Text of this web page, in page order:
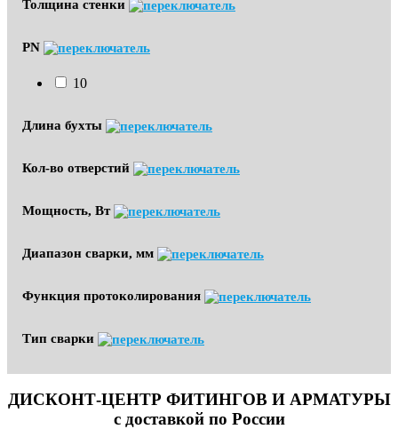
Толщина стенки
PN
10
Длина бухты
Кол-во отверстий
Мощность, Вт
Диапазон сварки, мм
Функция протоколирования
Тип сварки
ДИСКОНТ-ЦЕНТР ФИТИНГОВ И АРМАТУРЫ
с доставкой по России